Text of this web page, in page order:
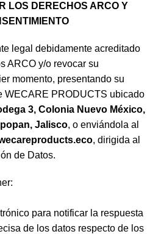
LOS DERECHOS ARCO Y
legal debidamente acreditado
ARCO y/o revocar su
momento, presentando su
WECARE PRODUCTS ubicado
3, Colonia Nuevo México,
Jalisco, o enviándola al
, dirigida al
de Datos.
para notificar la respuesta
de los datos respecto de los